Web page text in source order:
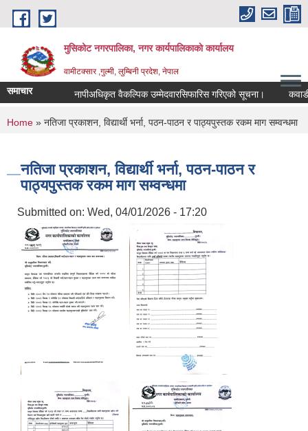
Skip to main content
मुसिकोट नगरपालिका, नगर कार्यपालिकाकाे कार्यालय
वामीटक्सार ,गुल्मी, लुम्बिनी प्रदेश, नेपाल
समाचार नापीअधिकृत वैकल्पिक उम्मेदवारसिफारिस गरिएको सूचना। कवाडी
You are here
Home » नतिजा प्रकाशन, विद्यार्थी भर्ना, पठन-पाठन र पाठ्यपुस्तक रकम माग सम्वन्धमा
नतिजा प्रकाशन, विद्यार्थी भर्ना, पठन-पाठन र
पाठ्यपुस्तक रकम माग सम्वन्धमा
Submitted on: Wed, 04/01/2026 - 17:20